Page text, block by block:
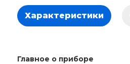
Характеристики
Главное о приборе